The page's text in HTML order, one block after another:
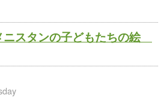
ニスタンの子どもたちの絵